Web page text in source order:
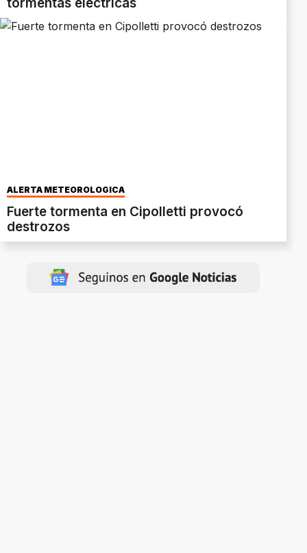
ALERTA METEOROLÓGICA
Fuerte tormenta en Cipolletti provocó
destrozos